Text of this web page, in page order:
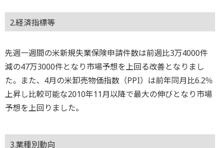
2.経済指標等
先週一週間の米新規失業保険申請件数は前週比3万4000件
減の47万3000件となり市場予想を上回る改善となりまし
た。また、4月の米卸売物価指数（PPI）は前年同月比6.2％
上昇し比較可能な2010年11月以降で最大の伸びとなり市場
予想を上回りました。
3.業種別動向